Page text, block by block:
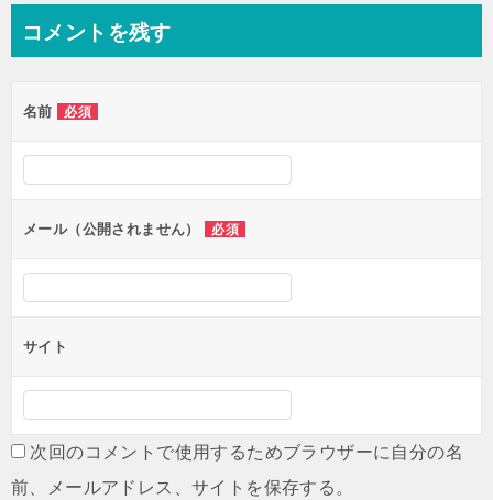
ビ
ー
シ
ョ
ン
コメントを残す
名前 必須
メール（公開されません） 必須
サイト
次回のコメントで使用するためブラウザーに自分の名
前、メールアドレス、サイトを保存する。